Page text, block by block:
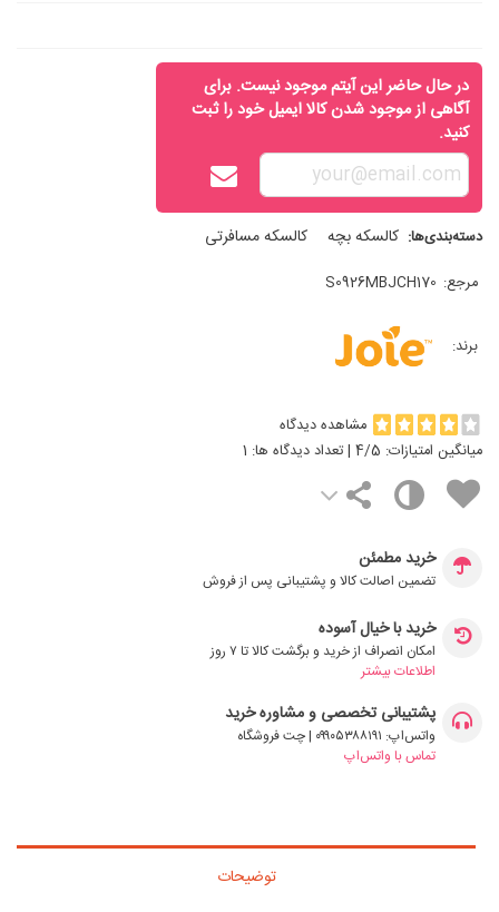
در حال حاضر این آیتم موجود نیست. برای
آگاهی از موجود شدن کالا ایمیل خود را ثبت
کنید.
دسته‌بندی‌ها: کالسکه بچه کالسکه مسافرتی
مرجع: S0926MBJCH170
برند:
مشاهده دیدگاه
میانگین امتیازات:
4/5 | تعداد دیدگاه ها: 1
خرید مطمئن
تضمین اصالت کالا و پشتیبانی پس از فروش
خرید با خیال آسوده
امکان انصراف از خرید و برگشت کالا تا ۷ روز
اطلاعات بیشتر
پشتیبانی تخصصی و مشاوره خرید
واتس‌اپ: ۰۹۹۰۵۳۸۸۱۹۱ | چت فروشگاه
تماس با واتس‌اپ
توضیحات